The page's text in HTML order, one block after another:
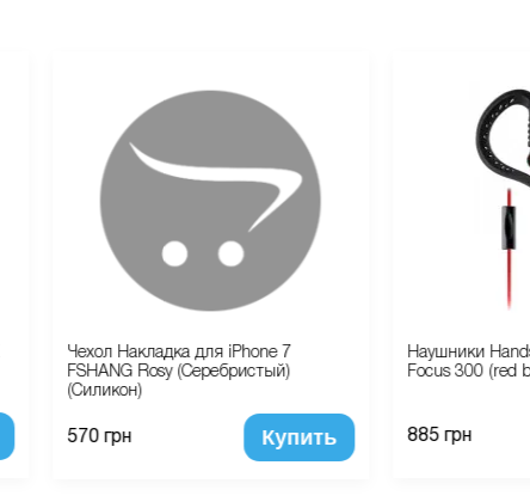
Чехол Накладка для iPhone 7
FSHANG Rosy (Серебристый)
(Силикон)
570 грн Купить
Наушники
Focus 300 (red
885 грн